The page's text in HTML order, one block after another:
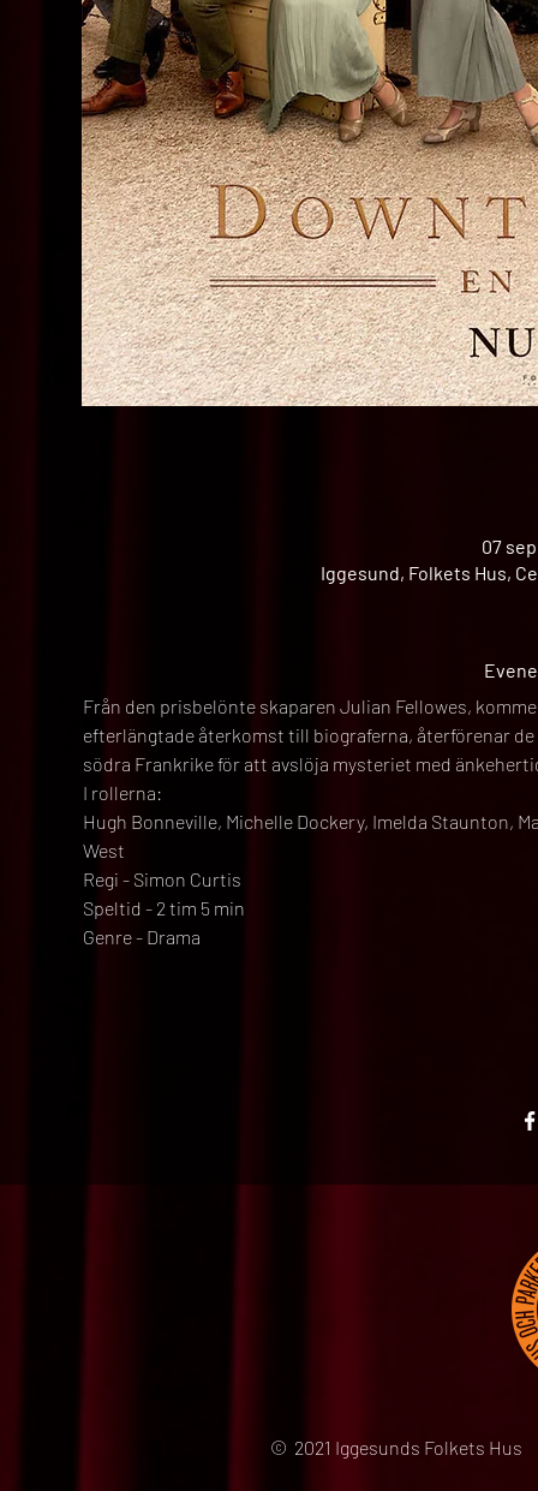
07
Iggesund, Folkets Hus,
Från den prisbelönte skaparen Julian Fellowes,
efterlängtade återkomst till biograferna, återförenar
södra Frankrike för att avslöja mysteriet med
I rollerna:
Hugh Bonneville, Michelle Dockery, Imelda Staunton,
West
Regi - Simon Curtis
Speltid - 2 tim 5 min
Genre - Drama
© 2021 Iggesunds Folkets